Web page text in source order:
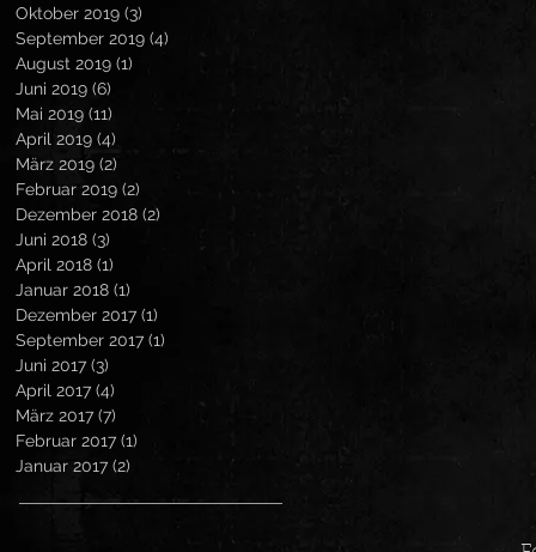
Oktober 2019 (3)
September 2019 (4)
August 2019 (1)
Juni 2019 (6)
Mai 2019 (11)
April 2019 (4)
März 2019 (2)
Februar 2019 (2)
Dezember 2018 (2)
Juni 2018 (3)
April 2018 (1)
Januar 2018 (1)
Dezember 2017 (1)
September 2017 (1)
Juni 2017 (3)
April 2017 (4)
März 2017 (7)
Februar 2017 (1)
Januar 2017 (2)